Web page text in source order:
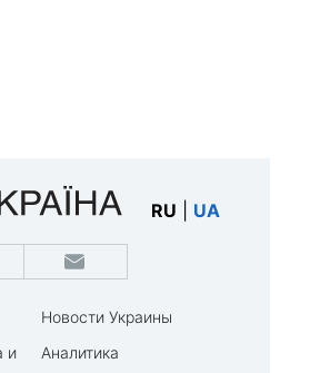
RU UA
и
Новости Украины
Аналитика